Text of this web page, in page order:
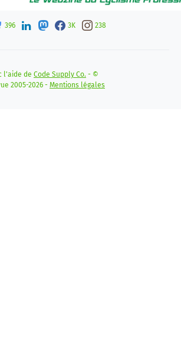
396 3K 238
l'aide de Code Supply Co. - ©
2005-2026 - Mentions légales